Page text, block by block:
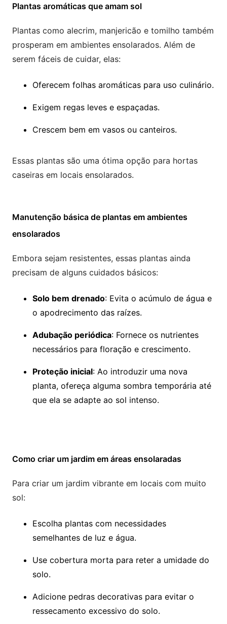
Plantas aromáticas que amam sol
Plantas como alecrim, manjericão e tomilho também
prosperam em ambientes ensolarados. Além de
serem fáceis de cuidar, elas:
Oferecem folhas aromáticas para uso culinário.
Exigem regas leves e espaçadas.
Crescem bem em vasos ou canteiros.
Essas plantas são uma ótima opção para hortas
caseiras em locais ensolarados.
Manutenção básica de plantas em ambientes
ensolarados
Embora sejam resistentes, essas plantas ainda
precisam de alguns cuidados básicos:
Solo bem drenado: Evita o acúmulo de água e
o apodrecimento das raízes.
Adubação periódica: Fornece os nutrientes
necessários para floração e crescimento.
Proteção inicial: Ao introduzir uma nova
planta, ofereça alguma sombra temporária até
que ela se adapte ao sol intenso.
Como criar um jardim em áreas ensolaradas
Para criar um jardim vibrante em locais com muito
sol:
Escolha plantas com necessidades
semelhantes de luz e água.
Use cobertura morta para reter a umidade do
solo.
Adicione pedras decorativas para evitar o
ressecamento excessivo do solo.